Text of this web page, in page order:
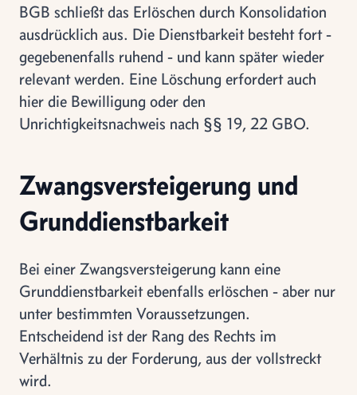
BGB schließt das Erlöschen durch Konsolidation
ausdrücklich aus. Die Dienstbarkeit besteht fort -
gegebenenfalls ruhend - und kann später wieder
relevant werden. Eine Löschung erfordert auch
hier die Bewilligung oder den
Unrichtigkeitsnachweis nach §§ 19, 22 GBO.
Zwangsversteigerung und
Grunddienstbarkeit
Bei einer Zwangsversteigerung kann eine
Grunddienstbarkeit ebenfalls erlöschen - aber nur
unter bestimmten Voraussetzungen.
Entscheidend ist der Rang des Rechts im
Verhältnis zu der Forderung, aus der vollstreckt
wird.